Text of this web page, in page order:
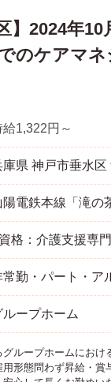
】2024年
のケアマネ
給1,322円～
ループホーム
ループホームにおけ
形態問わず昇給・賞